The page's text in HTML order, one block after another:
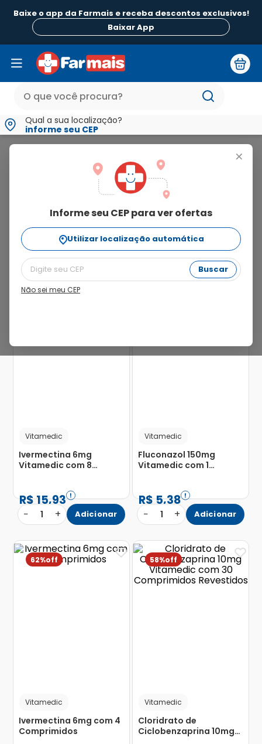
Baixe o app da Farmais e receba descontos exclusivos!
Baixar App
Qual a sua localização?
informe seu CEP
+
Informe seu CEP para ver ofertas
Utilizar localização automática
Buscar
Não sei meu CEP
Ordenar Por
relevância
54%
Vitamedic
Ivermectina 6mg
Vitamedic com 8
R$15,93
− 1 + Adicionar
Vitamedic
Fluconazol 150mg
Vitamedic com 1
R$5,38
− 1 + Adicionar
62%
Vitamedic
Ivermectina 6mg com 4
Comprimidos
58%
Vitamedic
Cloridrato de
Ciclobenzaprina 10mg